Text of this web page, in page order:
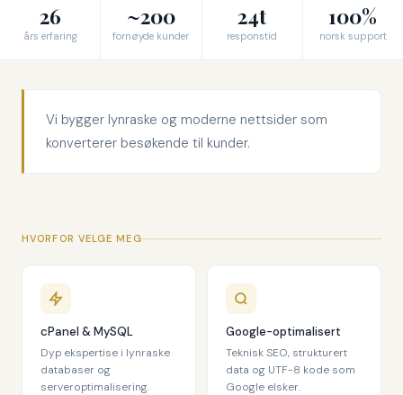
26
års erfaring
~200
fornøyde kunder
24t
responstid
100%
norsk support
Vi bygger lynraske og moderne nettsider som
konverterer besøkende til kunder.
HVORFOR VELGE MEG
cPanel & MySQL
Dyp ekspertise i lynraske
databaser og
serveroptimalisering.
Google-optimalisert
Teknisk SEO, strukturert
data og UTF-8 kode som
Google elsker.